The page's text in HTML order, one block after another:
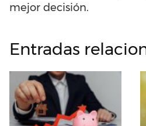
mejor decisión.
Entradas